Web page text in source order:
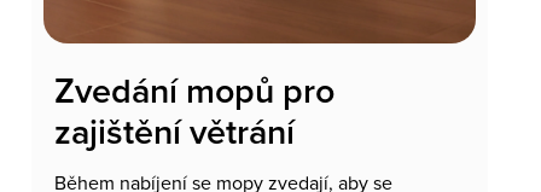
Zvedání mopů pro
zajištění větrání
Během nabíjení se mopy zvedají, aby se